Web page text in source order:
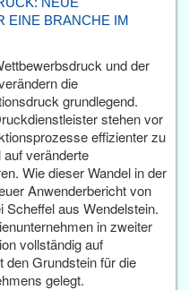
EINE BRANCHE IM
und der
die
grundlegend.
stehen vor
effizienter zu
veränderte
Wie dieser Wandel in der
Anwenderbericht von
aus Wendelstein.
in zweiter
vollständig auf
den Grundstein für die
gelegt.